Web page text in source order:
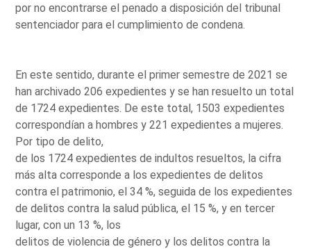
por no encontrarse el penado a disposición del tribunal
sentenciador para el cumplimiento de condena.
En este sentido, durante el primer semestre de 2021 se
han archivado 206 expedientes y se han resuelto un total
de 1724 expedientes. De este total, 1503 expedientes
correspondían a hombres y 221 expedientes a mujeres.
Por tipo de delito,
de los 1724 expedientes de indultos resueltos, la cifra
más alta corresponde a los expedientes de delitos
contra el patrimonio, el 34 %, seguida de los expedientes
de delitos contra la salud pública, el 15 %, y en tercer
lugar, con un 13 %, los
delitos de violencia de género y los delitos contra la